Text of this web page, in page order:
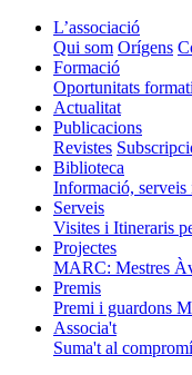
L’associació
Qui som Orígens
Formació
Oportunitats
Actualitat
Publicacions
Revistes
Biblioteca
Informació, serveis
Serveis
Visites i Itineraris
Projectes
MARC: Mestres
Premis
Premi i guardons
Associa't
Suma't al